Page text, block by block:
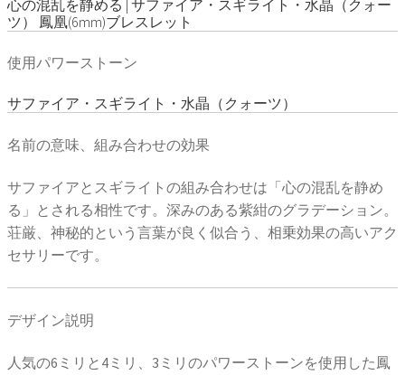
心の混乱を静める | サファイア・スギライト・水晶（クォー
ツ） 鳳凰(6mm)ブレスレット
使用パワーストーン
サファイア・スギライト・水晶（クォーツ）
名前の意味、組み合わせの効果
サファイアとスギライトの組み合わせは「心の混乱を静め
る」とされる相性です。深みのある紫紺のグラデーション。
荘厳、神秘的という言葉が良く似合う、相乗効果の高いアク
セサリーです。
デザイン説明
人気の6ミリと4ミリ、3ミリのパワーストーンを使用した鳳